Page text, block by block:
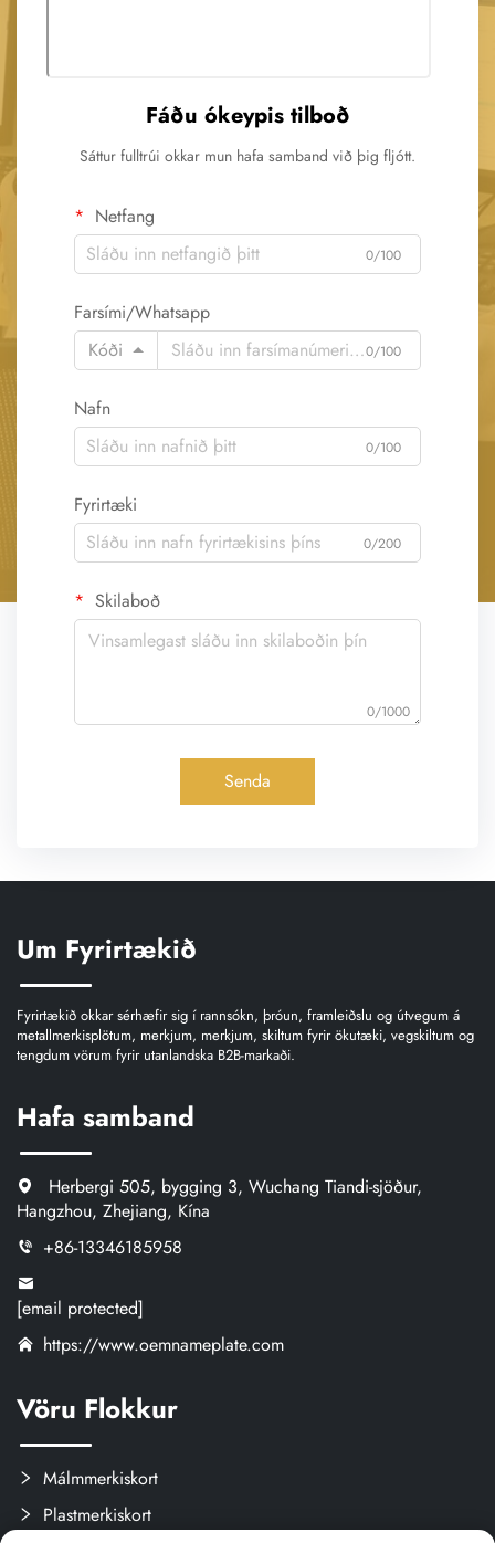
Fáðu ókeypis tilboð
Sáttur fulltrúi okkar mun hafa samband við þig fljótt.
Netfang
0/100
Farsími/Whatsapp
Kóði
0/100
Nafn
0/100
Fyrirtæki
0/200
Skilaboð
0/1000
Senda
Um Fyrirtækið
Fyrirtækið okkar sérhæfir sig í rannsókn, þróun, framleiðslu og útvegum á
metallmerkisplötum, merkjum, merkjum, skiltum fyrir ökutæki, vegskiltum og
tengdum vörum fyrir utanlandska B2B-markaði.
Hafa samband
Herbergi 505, bygging 3, Wuchang Tiandi-sjöður,
Hangzhou, Zhejiang, Kína
+86-13346185958
[email protected]
https://www.oemnameplate.com
Vöru Flokkur
Málmmerkiskort
Plastmerkiskort